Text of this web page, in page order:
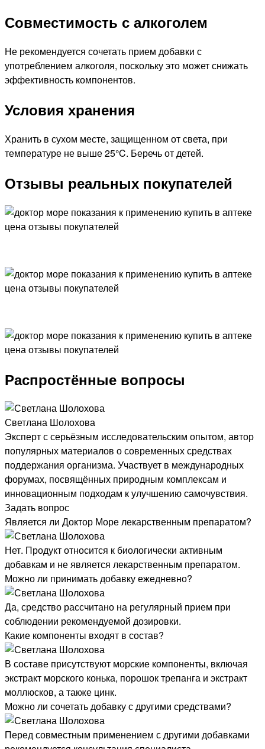
Совместимость с алкоголем
Не рекомендуется сочетать прием добавки с
употреблением алкоголя, поскольку это может снижать
эффективность компонентов.
Условия хранения
Хранить в сухом месте, защищенном от света, при
температуре не выше 25°C. Беречь от детей.
Отзывы реальных покупателей
Распростённые вопросы
Светлана Шолохова
Эксперт с серьёзным исследовательским опытом, автор
популярных материалов о современных средствах
поддержания организма. Участвует в международных
форумах, посвящённых природным комплексам и
инновационным подходам к улучшению самочувствия.
Задать вопрос
Является ли Доктор Море лекарственным препаратом?
Нет. Продукт относится к биологически активным
добавкам и не является лекарственным препаратом.
Можно ли принимать добавку ежедневно?
Да, средство рассчитано на регулярный прием при
соблюдении рекомендуемой дозировки.
Какие компоненты входят в состав?
В составе присутствуют морские компоненты, включая
экстракт морского конька, порошок трепанга и экстракт
моллюсков, а также цинк.
Можно ли сочетать добавку с другими средствами?
Перед совместным применением с другими добавками